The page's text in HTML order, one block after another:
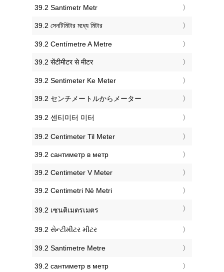
‎39.2 Santimetr Metr
‎39.2 সেনটিমিটার মধ্যে মিটার
‎39.2 Centímetre A Metre
‎39.2 सेंटीमीटर से मीटर
‎39.2 Sentimeter Ke Meter
‎39.2 センチメートルからメーター
‎39.2 센티미터 미터
‎39.2 Centimeter Til Meter
‎39.2 сантиметр в метр
‎39.2 Centimeter V Meter
‎39.2 Centimetri Në Metri
‎39.2 เซนติเมตรเมตร
‎39.2 સેન્ટીમીટર મીટર
‎39.2 Santimetre Metre
‎39.2 сантиметр в метр